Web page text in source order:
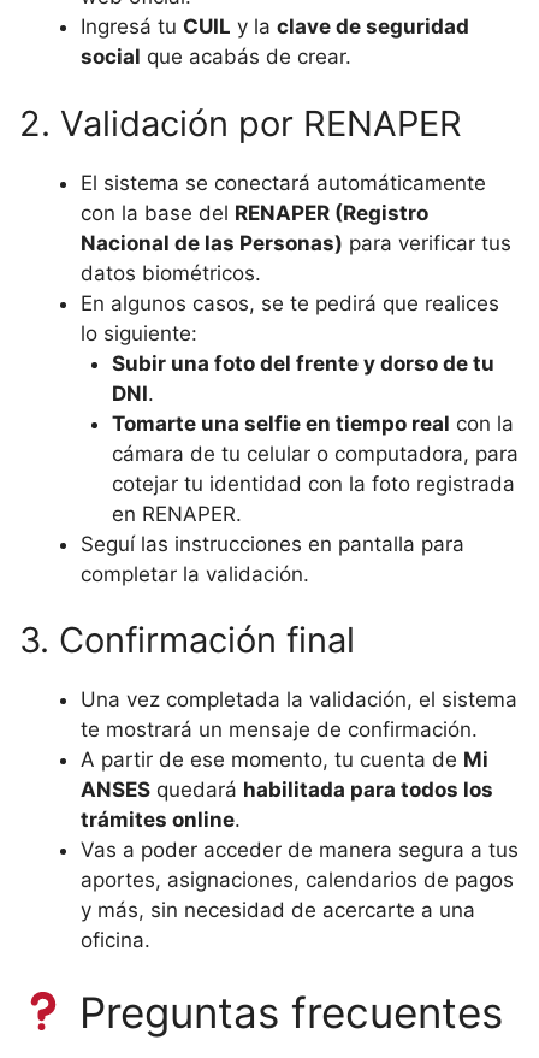
Ingresá tu CUIL y la clave de seguridad
social que acabás de crear.
2. Validación por RENAPER
El sistema se conectará automáticamente
con la base del RENAPER (Registro
Nacional de las Personas) para verificar tus
datos biométricos.
En algunos casos, se te pedirá que realices
lo siguiente:
Subir una foto del frente y dorso de tu
DNI.
Tomarte una selfie en tiempo real con la
cámara de tu celular o computadora, para
cotejar tu identidad con la foto registrada
en RENAPER.
Seguí las instrucciones en pantalla para
completar la validación.
3. Confirmación final
Una vez completada la validación, el sistema
te mostrará un mensaje de confirmación.
A partir de ese momento, tu cuenta de Mi
ANSES quedará habilitada para todos los
trámites online.
Vas a poder acceder de manera segura a tus
aportes, asignaciones, calendarios de pagos
y más, sin necesidad de acercarte a una
oficina.
Preguntas frecuentes